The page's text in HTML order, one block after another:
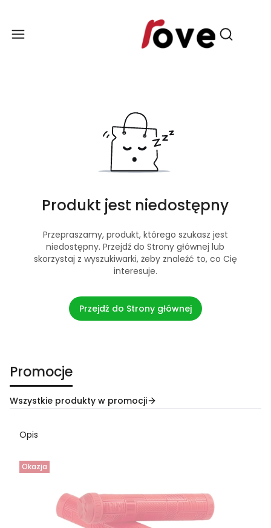
Otwórz
Produkt jest niedostępny
Przepraszamy, produkt, którego szukasz jest
niedostępny. Przejdź do Strony głównej lub
skorzystaj z wyszukiwarki, żeby znaleźć to, co Cię
interesuje.
Przejdź do Strony głównej
Promocje
Wszystkie produkty w promocji
Opis
Okazja